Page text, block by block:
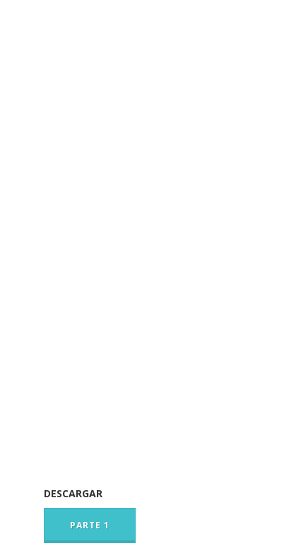
DESCARGAR
PARTE 1